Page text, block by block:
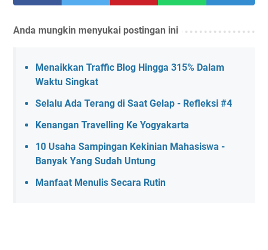
Anda mungkin menyukai postingan ini
Menaikkan Traffic Blog Hingga 315% Dalam
Waktu Singkat
Selalu Ada Terang di Saat Gelap - Refleksi #4
Kenangan Travelling Ke Yogyakarta
10 Usaha Sampingan Kekinian Mahasiswa -
Banyak Yang Sudah Untung
Manfaat Menulis Secara Rutin